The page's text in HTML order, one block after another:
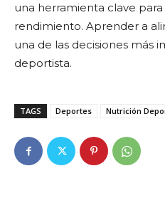
una herramienta clave
rendimiento. Aprender a
una de las decisiones más
deportista.
TAGS Deportes Nutrición